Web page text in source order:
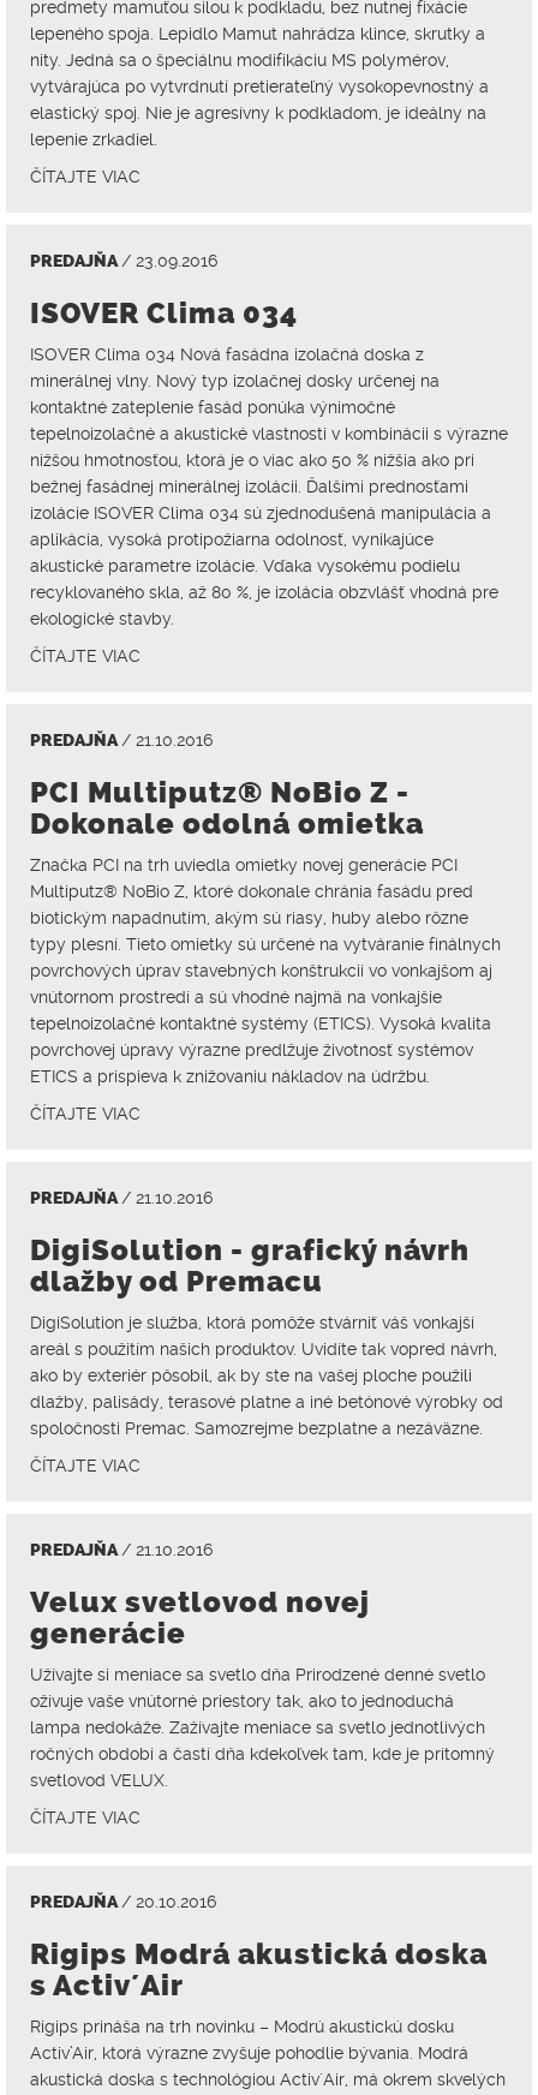
predmety mamuťou silou k podkladu, bez nutnej fixácie
lepeného spoja. Lepidlo Mamut nahrádza klince, skrutky a
nity. Jedná sa o špeciálnu modifikáciu MS polymérov,
vytvárajúca po vytvrdnutí pretierateľný vysokopevnostný a
elastický spoj. Nie je agresívny k podkladom, je ideálny na
lepenie zrkadiel.
ČÍTAJTE VIAC
PREDAJŇA/ 23.09.2016
ISOVER Clima 034
ISOVER Clima 034 Nová fasádna izolačná doska z
minerálnej vlny. Nový typ izolačnej dosky určenej na
kontaktné zateplenie fasád ponúka výnimočné
tepelnoizolačné a akustické vlastnosti v kombinácii s výrazne
nižšou hmotnosťou, ktorá je o viac ako 50 % nižšia ako pri
bežnej fasádnej minerálnej izolácii. Ďalšími prednosťami
izolácie ISOVER Clima 034 sú zjednodušená manipulácia a
aplikácia, vysoká protipožiarna odolnosť, vynikajúce
akustické parametre izolácie. Vďaka vysokému podielu
recyklovaného skla, až 80 %, je izolácia obzvlášť vhodná pre
ekologické stavby.
ČÍTAJTE VIAC
PREDAJŇA/ 21.10.2016
PCI Multiputz® NoBio Z -
Dokonale odolná omietka
Značka PCI na trh uviedla omietky novej generácie PCI
Multiputz® NoBio Z, ktoré dokonale chránia fasádu pred
biotickým napadnutím, akým sú riasy, huby alebo rôzne
typy plesní. Tieto omietky sú určené na vytváranie finálnych
povrchových úprav stavebných konštrukcií vo vonkajšom aj
vnútornom prostredí a sú vhodné najmä na vonkajšie
tepelnoizolačné kontaktné systémy (ETICS). Vysoká kvalita
povrchovej úpravy výrazne predlžuje životnosť systémov
ETICS a prispieva k znižovaniu nákladov na údržbu.
ČÍTAJTE VIAC
PREDAJŇA/ 21.10.2016
DigiSolution - grafický návrh
dlažby od Premacu
DigiSolution je služba, ktorá pomôže stvárniť váš vonkajší
areál s použitím našich produktov. Uvidíte tak vopred návrh,
ako by exteriér pôsobil, ak by ste na vašej ploche použili
dlažby, palisády, terasové platne a iné betónové výrobky od
spoločnosti Premac. Samozrejme bezplatne a nezáväzne.
ČÍTAJTE VIAC
PREDAJŇA/ 21.10.2016
Velux svetlovod novej
generácie
Užívajte si meniace sa svetlo dňa Prirodzené denné svetlo
oživuje vaše vnútorné priestory tak, ako to jednoduchá
lampa nedokáže. Zažívajte meniace sa svetlo jednotlivých
ročných období a častí dňa kdekoľvek tam, kde je prítomný
svetlovod VELUX.
ČÍTAJTE VIAC
PREDAJŇA/ 20.10.2016
Rigips Modrá akustická doska
s Activ´Air
Rigips prináša na trh novinku – Modrú akustickú dosku
Activ’Air, ktorá výrazne zvyšuje pohodlie bývania. Modrá
akustická doska s technológiou Activ´Air, má okrem skvelých